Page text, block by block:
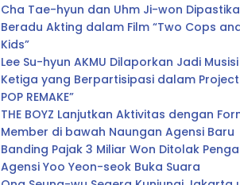
Cha Tae-hyun dan Uhm Ji-won
Beradu Akting dalam Film “Two Cops
Kids”
Lee Su-hyun AKMU Dilaporkan Jadi Musisi
Ketiga yang Berpartisipasi dalam
POP REMAKE”
THE BOYZ Lanjutkan Aktivitas dengan
Member di bawah Naungan Agensi Baru
Banding Pajak 3 Miliar Won Ditolak
Agensi Yoo Yeon-seok Buka Suara